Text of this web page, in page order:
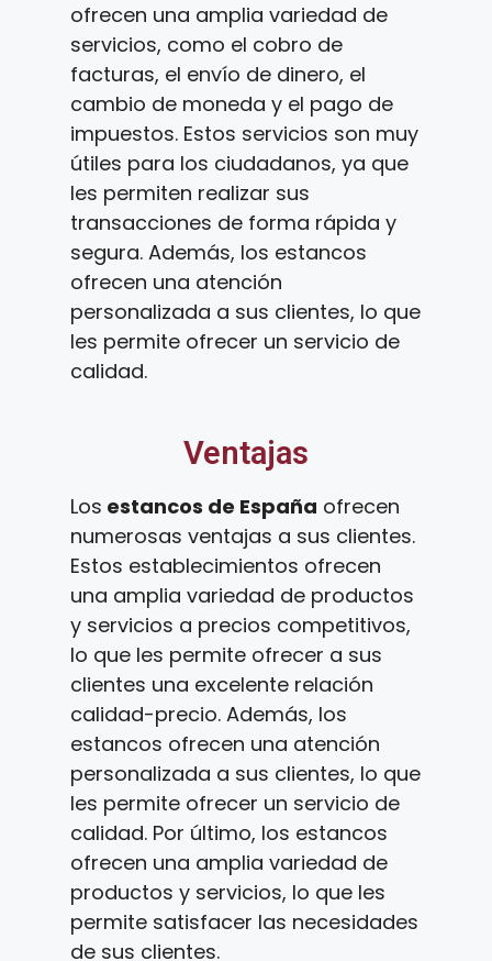
ofrecen una amplia variedad de
servicios, como el cobro de
facturas, el envío de dinero, el
cambio de moneda y el pago de
impuestos. Estos servicios son muy
útiles para los ciudadanos, ya que
les permiten realizar sus
transacciones de forma rápida y
segura. Además, los estancos
ofrecen una atención
personalizada a sus clientes, lo que
les permite ofrecer un servicio de
calidad.
Ventajas
Los estancos de España ofrecen
numerosas ventajas a sus clientes.
Estos establecimientos ofrecen
una amplia variedad de productos
y servicios a precios competitivos,
lo que les permite ofrecer a sus
clientes una excelente relación
calidad-precio. Además, los
estancos ofrecen una atención
personalizada a sus clientes, lo que
les permite ofrecer un servicio de
calidad. Por último, los estancos
ofrecen una amplia variedad de
productos y servicios, lo que les
permite satisfacer las necesidades
de sus clientes.